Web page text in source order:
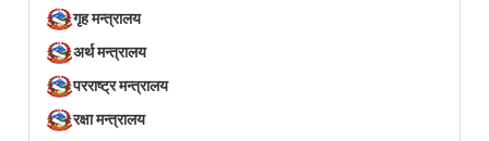
गृह मन्त्रालय
अर्थ मन्त्रालय
परराष्ट्र मन्त्रालय
रक्षा मन्त्रालय